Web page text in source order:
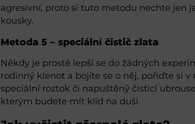
agresivní, proto si tuto metodu nechte jen
kousky.
Metoda 5 – speciální čistič zlata
Někdy je prostě lepší se do žádných
rodinný klenot a bojíte se o něj, pořiďte si
speciální roztok či napuštěný čisticí
kterým budete mít klid na duši.